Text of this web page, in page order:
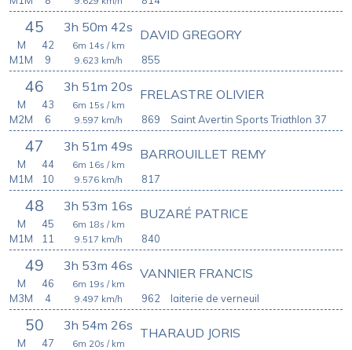
45 3h 50m 42s
855
DAVID GREGORY
6m 14s / km
9.623 km/h
M
42
M1M
9
46 3h 51m 20s
869
FRELASTRE OLIVIER
6m 15s / km
9.597 km/h
M
43
M2M
6 Saint Avertin Sports Triathlon 37
47 3h 51m 49s
817
BARROUILLET REMY
6m 16s / km
9.576 km/h
M
44
M1M
10
48 3h 53m 16s
840
BUZARÉ PATRICE
6m 18s / km
9.517 km/h
M
45
M1M
11
49 3h 53m 46s
962
VANNIER FRANCIS
6m 19s / km
9.497 km/h
M
46
M3M
4 laiterie de verneuil
50 3h 54m 26s THARAUD JORIS
6m 20s / km
M
47